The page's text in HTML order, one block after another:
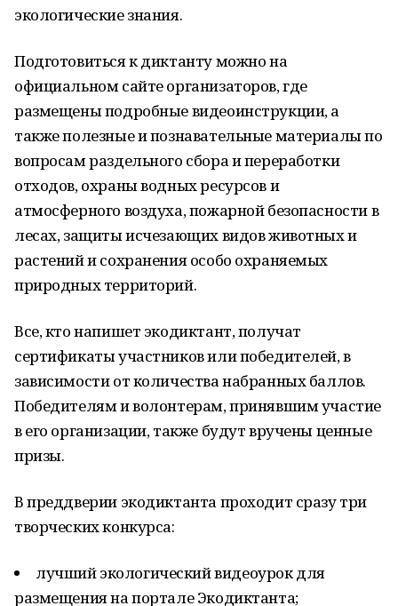
экологические знания.
Подготовиться к диктанту можно на
официальном сайте организаторов, где
размещены подробные видеоинструкции, а
также полезные и познавательные материалы по
вопросам раздельного сбора и переработки
отходов, охраны водных ресурсов и
атмосферного воздуха, пожарной безопасности в
лесах, защиты исчезающих видов животных и
растений и сохранения особо охраняемых
природных территорий.
Все, кто напишет экодиктант, получат
сертификаты участников или победителей, в
зависимости от количества набранных баллов.
Победителям и волонтерам, принявшим участие
в его организации, также будут вручены ценные
призы.
В преддверии экодиктанта проходит сразу три
творческих конкурса:
лучший экологический видеоурок для
размещения на портале Экодиктанта;